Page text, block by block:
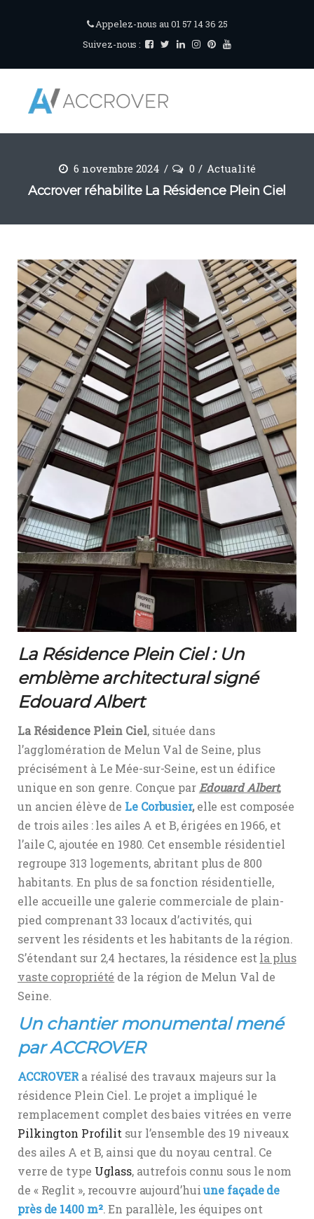
Appelez-nous au 01 57 14 36 25
Suivez-nous :
6 novembre 2024 0 Actualité
Accrover réhabilite La Résidence Plein Ciel
La Résidence Plein Ciel : Un
emblème architectural signé
Edouard Albert
La Résidence Plein Ciel, située dans
l’agglomération de Melun Val de Seine, plus
précisément à Le Mée-sur-Seine, est un édifice
unique en son genre. Conçue par Edouard Albert,
un ancien élève de Le Corbusier,elle est composée
de trois ailes : les ailes A et B, érigées en 1966, et
l’aile C, ajoutée en 1980. Cet ensemble résidentiel
regroupe 313 logements, abritant plus de 800
habitants. En plus de sa fonction résidentielle,
elle accueille une galerie commerciale de plain-
pied comprenant 33 locaux d’activités, qui
servent les résidents et les habitants de la région.
S’étendant sur 2,4 hectares, la résidence est la plus
vaste copropriété de la région de Melun Val de
Seine.
Un chantier monumental mené
par ACCROVER
ACCROVERa réalisé des travaux majeurs sur la
résidence Plein Ciel. Le projet a impliqué le
remplacement complet des baies vitrées en verre
Pilkington Profilit sur l’ensemble des 19 niveaux
des ailes A et B, ainsi que du noyau central. Ce
verre de type Uglass, autrefois connu sous le nom
de « Reglit », recouvre aujourd’huiune façade de
près de 1400 m². En parallèle, les équipes ont